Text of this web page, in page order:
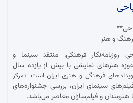
و هنر
روزنامه‌نگار فرهنگی، منتقد سینما و
هنرهای نمایشی با بیش از یازده سال
فرهنگی و هنری ایران است. تمرکز
سینمای ایران، بررسی جشنواره‌های
و فیلم‌سازان معاصر می‌باشد.